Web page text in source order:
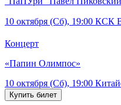
10 октября (Сб), 19:00 КСК
Концерт
«Папин Олимпос»
10 октября (Сб), 19:00